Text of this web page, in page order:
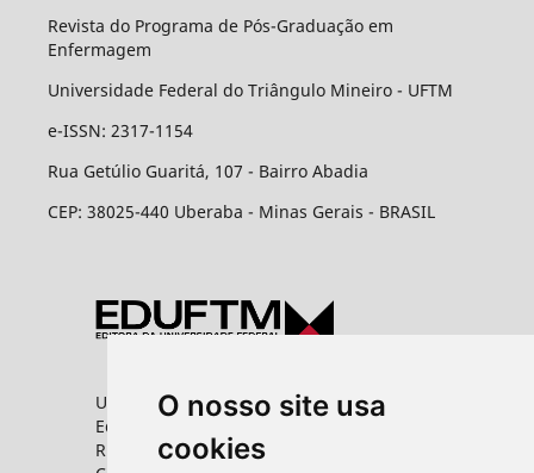
O nosso site usa
cookies
Revista do Programa de Pós-Graduação em
Enfermagem
Universidade Federal do Triângulo Mineiro - UFTM
e-ISSN: 2317-1154
Rua Getúlio Guaritá, 107 - Bairro Abadia
CEP: 38025-440 Uberaba - Minas Gerais - BRASIL
Universidade Federal do Triângulo Mineiro
Editora UFTM
Rua Vigário Carlos, 100 - Bairro Abadia